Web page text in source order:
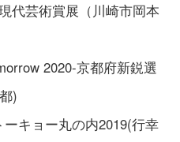
術賞展（川崎市岡本
2020-京都府新鋭選
)
キョー丸の内2019(行幸